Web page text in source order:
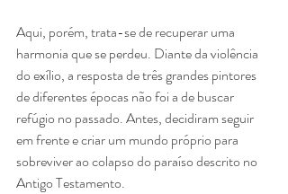
Aqui, porém, trata-se de recuperar uma
harmonia que se perdeu. Diante da violência
do exílio, a resposta de três grandes pintores
de diferentes épocas não foi a de buscar
refúgio no passado. Antes, decidiram seguir
em frente e criar um mundo próprio para
sobreviver ao colapso do paraíso descrito no
Antigo Testamento.